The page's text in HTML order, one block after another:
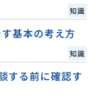
知識
基本の考え方
知識
する前に確認す